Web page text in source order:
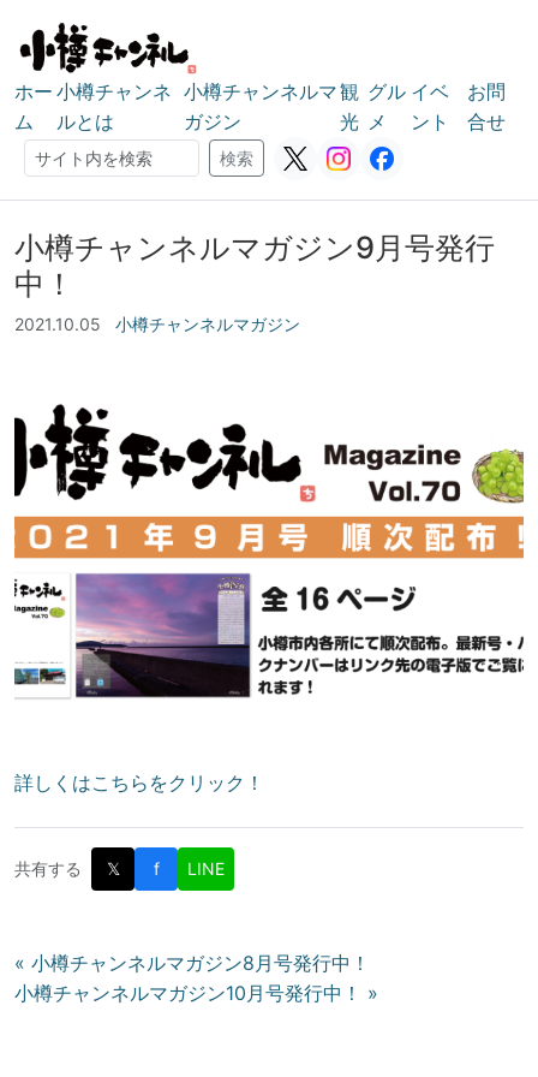
ホー
ム
小樽チャンネ
ルとは
小樽チャンネルマ
ガジン
観
光
グル
メ
イベ
ント
お問
合せ
検索
検索
小樽チャンネルマガジン9月号発行
中！
2021.10.05 小樽チャンネルマガジン
詳しくはこちらをクリック！
共有する 𝕏 f LINE
投
稿
« 小樽チャンネルマガジン8月号発行中！
小樽チャンネルマガジン10月号発行中！ »